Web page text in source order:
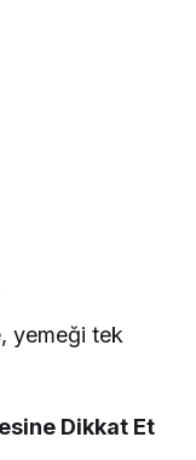
yemeği tek
Dikkat Et